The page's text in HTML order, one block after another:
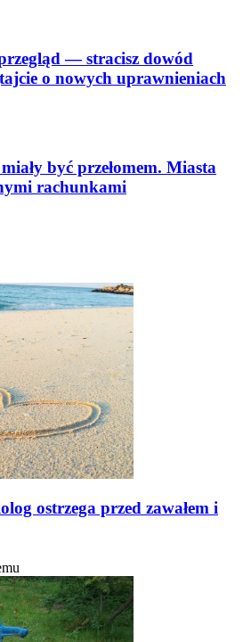
— stracisz dowód
o nowych uprawnieniach
być przełomem. Miasta
rachunkami
ostrzega przed zawałem i